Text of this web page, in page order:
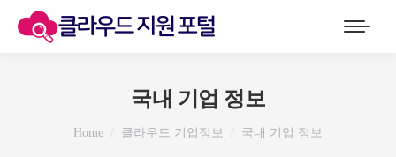
국내 기업 정보
You are here:
Home 클라우드 기업정보 국내 기업 정보